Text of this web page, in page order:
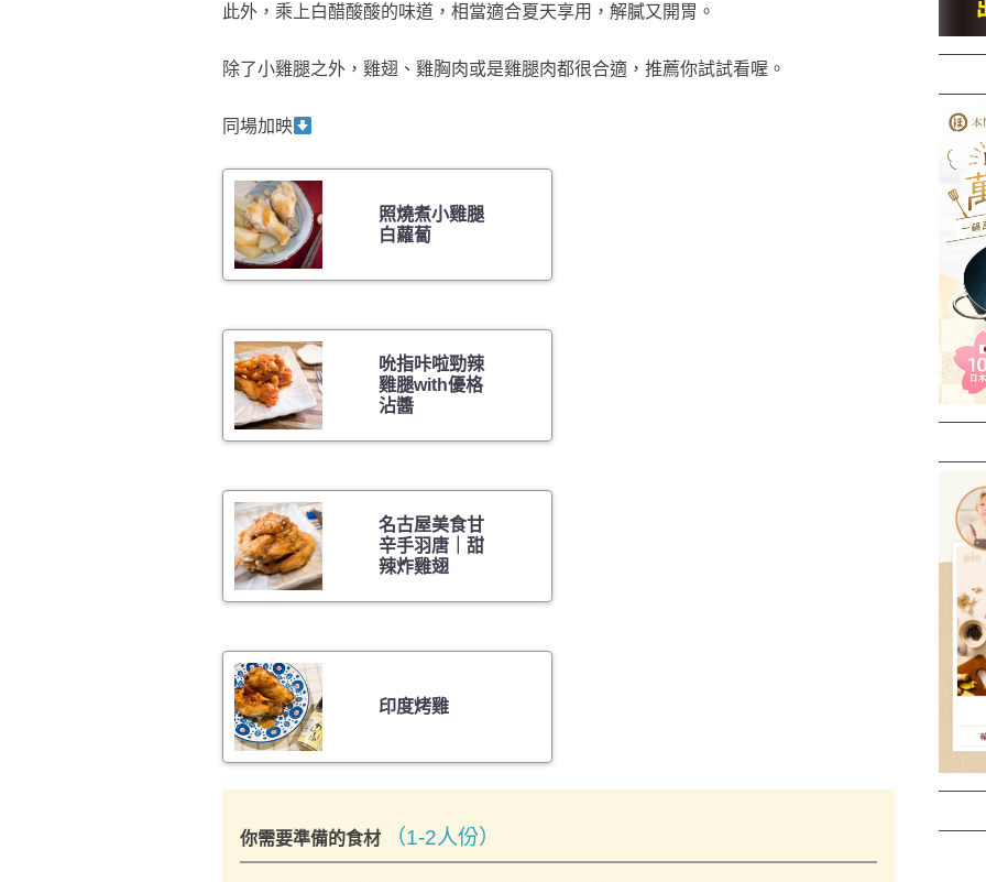
此外，乘上白醋酸酸的味道，相當適合夏天享用，解膩又開胃。
除了小雞腿之外，雞翅、雞胸肉或是雞腿肉都很合適，推薦你試試看喔。
同場加映
照燒煮小雞腿
白蘿蔔
吮指咔啦勁辣
雞腿with優格
沾醬
名古屋美食甘
辛手羽唐｜甜
辣炸雞翅
印度烤雞
你需要準備的食材 （1-2人份）